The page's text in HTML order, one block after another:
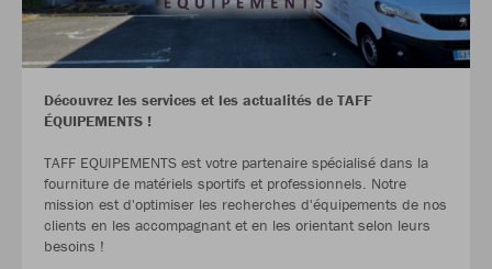
Découvrez les services et les actualités de TAFF
ÉQUIPEMENTS !
TAFF EQUIPEMENTS est votre partenaire spécialisé dans la
fourniture de matériels sportifs et professionnels. Notre
mission est d'optimiser les recherches d'équipements de nos
clients en les accompagnant et en les orientant selon leurs
besoins !